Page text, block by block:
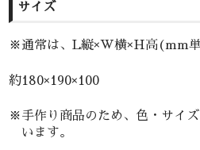
サイズ
※通常は、L縦×W横×H高(mm
約180×190×100
※手作り商品のため、色・サイ
います。